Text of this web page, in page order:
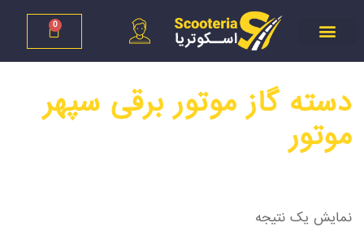
0
دسته گاز موتور برقی سپهر
موتور
نمایش یک نتیجه